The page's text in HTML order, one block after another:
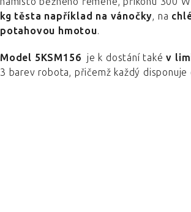
kg těsta například na vánočky, na
potahovou hmotou.
Model 5KSM156 je k dostání takév
3 barev robota, přičemž každý